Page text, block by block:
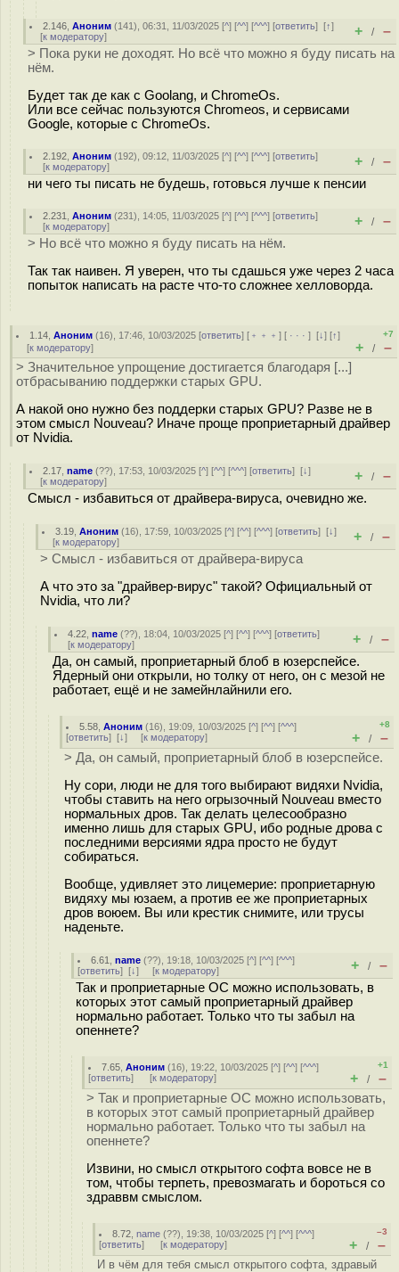
2.146 ,Аноним (141), 06:31, 11/03/2025 [^] [^^] [^^^] [ответить][↑]
[к модератору] + / –
> Пока руки не доходят. Но всё что можно я буду писать на
нём.
Будет так де как с Goolang, и ChromeOs.
Или все сейчас пользуются Chromeos, и сервисами
Google, которые с ChromeOs.
2.192 ,Аноним (192), 09:12, 11/03/2025 [^] [^^] [^^^] [ответить]
[к модератору] + / –
ни чего ты писать не будешь, готовься лучше к пенсии
2.231 ,Аноним (231), 14:05, 11/03/2025 [^] [^^] [^^^] [ответить]
[к модератору] + / –
> Но всё что можно я буду писать на нём.
Так так наивен. Я уверен, что ты сдашься уже через 2 часа
попыток написать на расте что-то сложнее хелловорда.
1.14 ,Аноним (16), 17:46, 10/03/2025 [ответить] [ ﹢﹢﹢] [ · · ·][↓] [↑]
[к модератору]
+7
+ / –
> Значительное упрощение достигается благодаря [...]
отбрасыванию поддержки старых GPU.
А накой оно нужно без поддерки старых GPU? Разве не в
этом смысл Nouveau? Иначе проще проприетарный драйвер
от Nvidia.
2.17 ,name (??), 17:53, 10/03/2025 [^] [^^] [^^^] [ответить][↓]
[к модератору] + / –
Смысл - избавиться от драйвера-вируса, очевидно же.
3.19 ,Аноним (16), 17:59, 10/03/2025 [^] [^^] [^^^] [ответить][↓]
[к модератору] + / –
> Смысл - избавиться от драйвера-вируса
А что это за "драйвер-вирус" такой? Официальный от
Nvidia, что ли?
4.22 ,name (??), 18:04, 10/03/2025 [^] [^^] [^^^] [ответить]
[к модератору] + / –
Да, он самый, проприетарный блоб в юзерспейсе.
Ядерный они открыли, но толку от него, он с мезой не
работает, ещё и не замейнлайнили его.
5.58 ,Аноним (16), 19:09, 10/03/2025 [^] [^^] [^^^]
[ответить] [↓] [к модератору]
+8
+ / –
> Да, он самый, проприетарный блоб в юзерспейсе.
Ну сори, люди не для того выбирают видяхи Nvidia,
чтобы ставить на него огрызочный Nouveau вместо
нормальных дров. Так делать целесообразно
именно лишь для старых GPU, ибо родные дрова с
последними версиями ядра просто не будут
собираться.
Вообще, удивляет это лицемерие: проприетарную
видяху мы юзаем, а против ее же проприетарных
дров воюем. Вы или крестик снимите, или трусы
наденьте.
6.61 ,name (??), 19:18, 10/03/2025 [^] [^^] [^^^]
[ответить] [↓] [к модератору] + / –
Так и проприетарные ОС можно использовать, в
которых этот самый проприетарный драйвер
нормально работает. Только что ты забыл на
опеннете?
7.65 ,Аноним (16), 19:22, 10/03/2025 [^] [^^] [^^^]
[ответить] [к модератору]
+1
+ / –
> Так и проприетарные ОС можно использовать,
в которых этот самый проприетарный драйвер
нормально работает. Только что ты забыл на
опеннете?
Извини, но смысл открытого софта вовсе не в
том, чтобы терпеть, превозмагать и бороться со
здраввм смыслом.
8.72 ,name (??), 19:38, 10/03/2025 [^] [^^] [^^^]
[ответить] [к модератору]
–3
+ / –
И в чём для тебя смысл открытого софта, здравый